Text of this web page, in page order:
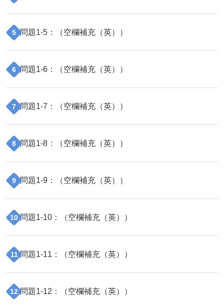
5 問題1-5 ：（空欄補充（英） ）
6 問題1-6 ：（空欄補充（英） ）
7 問題1-7 ：（空欄補充（英） ）
8 問題1-8 ：（空欄補充（英） ）
9 問題1-9 ：（空欄補充（英） ）
10 問題1-10 ：（空欄補充（英） ）
11 問題1-11 ：（空欄補充（英） ）
12 問題1-12 ：（空欄補充（英） ）